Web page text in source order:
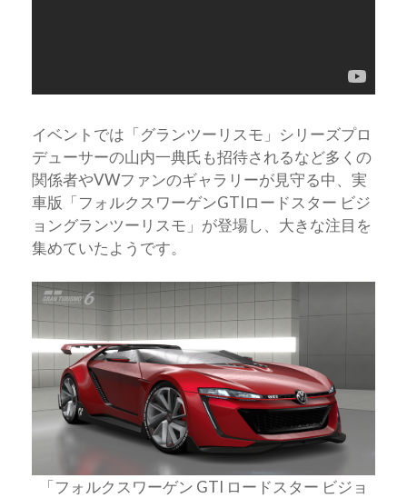
イベントでは「グランツーリスモ」シリーズプロ
デューサーの山内一典氏も招待されるなど多くの
関係者やVWファンのギャラリーが見守る中、実
車版「フォルクスワーゲンGTIロードスター ビジ
ョングランツーリスモ」が登場し、大きな注目を
集めていたようです。
「フォルクスワーゲン GTI ロードスター ビジョ